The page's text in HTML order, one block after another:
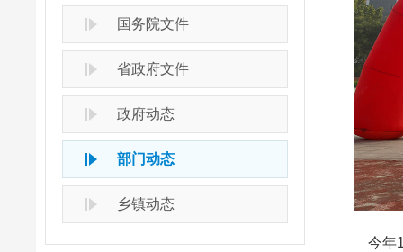
国务院文件
省政府文件
政府动态
部门动态
乡镇动态
今年10